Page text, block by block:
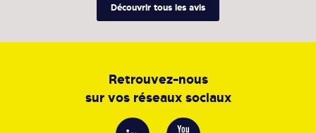
Vous gardez le
l’aménagement
Un bail
conventionnel
engagement sur le
Vous façonnez
professionnelle.
Les coûts
d’aménagement
Découvrir tous les avis
Retrouvez-nous
sur vos réseaux sociaux